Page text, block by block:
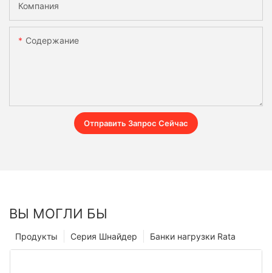
Компания
Содержание
Отправить Запрос Сейчас
ВЫ МОГЛИ БЫ
Банки нагрузки Rata
Серия Шнайдер
Продукты